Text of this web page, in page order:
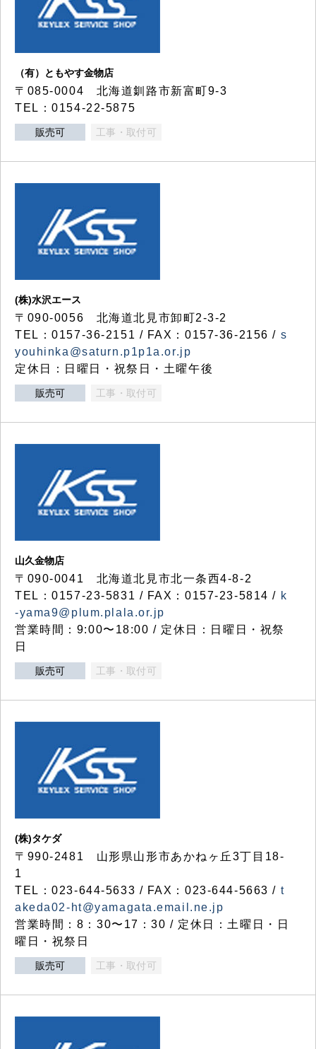
（有）ともやす金物店
〒085-0004 北海道釧路市新富町9-3
TEL：0154-22-5875
販売可 工事・取付可
(株)水沢エース
〒090-0056 北海道北見市卸町2-3-2
TEL：0157-36-2151 / FAX：0157-36-2156 / s
youhinka@saturn.p1p1a.or.jp
定休日：日曜日・祝祭日・土曜午後
販売可 工事・取付可
山久金物店
〒090-0041 北海道北見市北一条西4-8-2
TEL：0157-23-5831 / FAX：0157-23-5814 / k
-yama9@plum.plala.or.jp
営業時間：9:00〜18:00 / 定休日：日曜日・祝祭
日
販売可 工事・取付可
(株)タケダ
〒990-2481 山形県山形市あかねヶ丘3丁目18-
1
TEL：023-644-5633 / FAX：023-644-5663 / t
akeda02-ht@yamagata.email.ne.jp
営業時間：8：30〜17：30 / 定休日：土曜日・日
曜日・祝祭日
販売可 工事・取付可